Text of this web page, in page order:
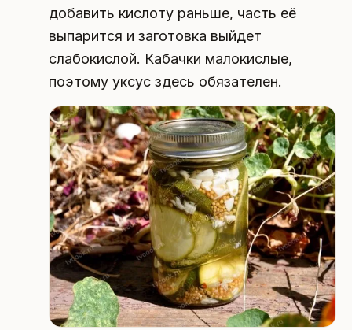
добавить кислоту раньше, часть её
выпарится и заготовка выйдет
слабокислой. Кабачки малокислые,
поэтому уксус здесь обязателен.